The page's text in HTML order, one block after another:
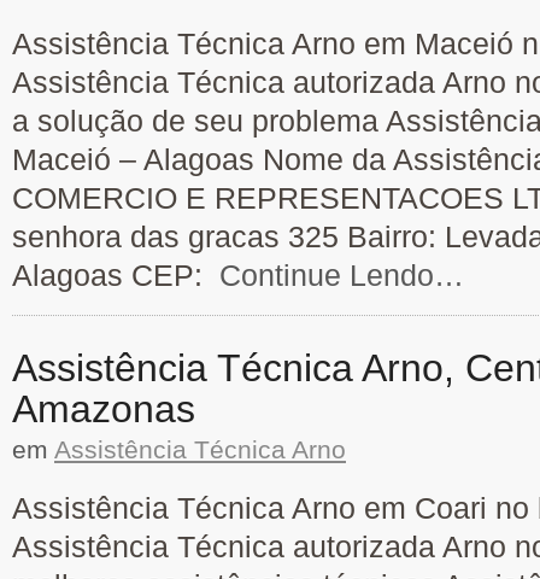
Assistência Técnica Arno em Maceió
Assistência Técnica autorizada Arno
a solução de seu problema
Maceió – Alagoas Nome da
COMERCIO E REPRESENTACOES
senhora das gracas 325 Bairro:
Alagoas CEP: Continue Lendo…
Assistência Técnica Arno,
Amazonas
em Assistência Técnica Arno
Assistência Técnica Arno em Coari
Assistência Técnica autorizada Arno